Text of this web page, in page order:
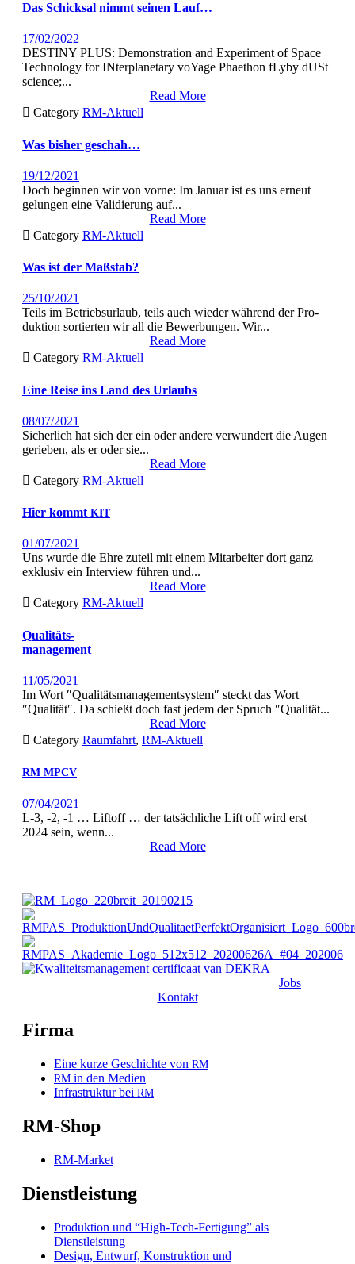
Das Schicksal nimmt seinen Lauf…
17/02/2022
DESTINY PLUS: Demon­stra­tion and Exper­i­ment of Space
Tech­nol­o­gy for INter­plan­e­tary voYage Phaethon fLyby dUSt
science;...
Read More
 Category RM-Aktuell
Was bisher geschah…
19/12/2021
Doch begin­nen wir von vorne: Im Jan­u­ar ist es uns erneut
gelun­gen eine Vali­dierung auf...
Read More
 Category RM-Aktuell
Was ist der Maßstab?
25/10/2021
Teils im Betrieb­surlaub, teils auch wieder während der Pro­
duk­tion sortierten wir all die Bewer­bun­gen. Wir...
Read More
 Category RM-Aktuell
Eine Reise ins Land des Urlaubs
08/07/2021
Sicher­lich hat sich der ein oder andere ver­wun­dert die Augen
gerieben, als er oder sie...
Read More
 Category RM-Aktuell
Hier kommt KIT
01/07/2021
Uns wurde die Ehre zuteil mit einem Mitar­beit­er dort ganz
exk­lu­siv ein Inter­view führen und...
Read More
 Category RM-Aktuell
Qualitäts-
management
11/05/2021
Im Wort ″Qual­itäts­man­age­mentsys­tem″ steckt das Wort
″Qual­ität″. Da schießt doch fast jedem der Spruch ″Qual­ität...
Read More
 Category Raumfahrt, RM-Aktuell
RM MPCV
07/04/2021
L‑3, ‑2, ‑1 … Liftoff … der tat­säch­liche Lift off wird erst
2024 sein, wenn...
Read More
Jobs
Kontakt
Firma
Eine kurze Geschichte von RM
RM in den Medien
Infrastruktur bei RM
RM-Shop
RM-Market
Dienstleistung
Produktion und “High-Tech-Fertigung” als
Dienstleistung
Design, Entwurf, Konstruktion und